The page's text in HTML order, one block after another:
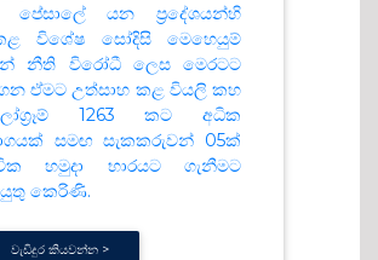
පේසාලේ යන ප්‍රදේශයන්හි
විශේෂ සෝදිසි මෙහෙයුම්
නීති විරෝධී ලෙස මෙරටට
ඒමට උත්සාහ කළ වියලි කහ
1263 කට අධික
සමඟ සැකකරුවන් 05ක්
හමුදා භාරයට ගැනීමට
කෙරිණි.
වැඩිදුර කියවන්න >